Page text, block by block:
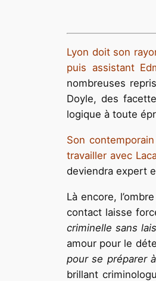
Lyon doit son
puis assistant
nombreuses
Doyle, des
logique à toute
Son
travailler avec
deviendra expert
Là encore,
contact laisse
criminelle sans
amour pour le
pour se préparer
brillant